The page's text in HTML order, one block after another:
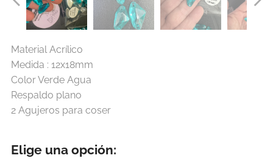
Material Acrílico
Medida : 12x18mm
Color Verde Agua
Respaldo plano
2 Agujeros para coser
Elige una opción: